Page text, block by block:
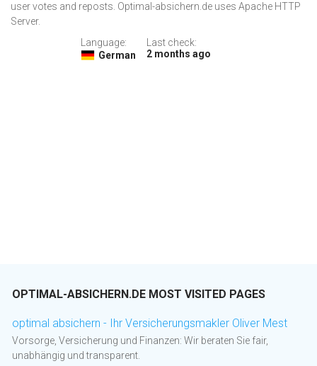
user votes and reposts. Optimal-absichern.de uses Apache HTTP
Server.
Language:
German
Last check:
2 months ago
OPTIMAL-ABSICHERN.DE MOST VISITED PAGES
optimal absichern - Ihr Versicherungsmakler Oliver Mest
Vorsorge, Versicherung und Finanzen: Wir beraten Sie fair,
unabhängig und transparent.